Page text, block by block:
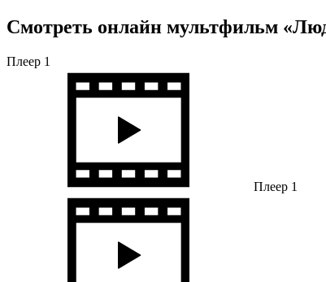
Смотреть онлайн мультфильм
Плеер 1
Плеер 1